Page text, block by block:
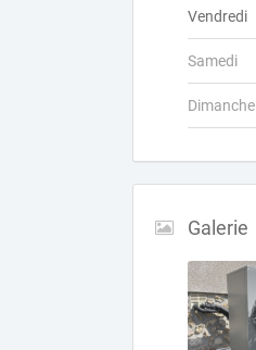
Vendredi
Samedi
Dimanche
Galerie